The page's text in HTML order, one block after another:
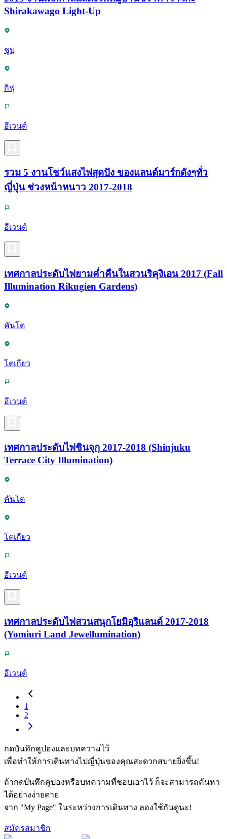
Shirakawago Light-Up
ชูบุ
กิฟุ
อีเวนต์
รวม 5 งานโชว์แสงไฟสุดปัง ของแลนด์มาร์กดังๆทั่ว
ญี่ปุ่น ช่วงหน้าหนาว 2017-2018
อีเวนต์
เทศกาลประดับไฟยามค่ำคืนในสวนริคุงิเอน 2017 (Fall
Illumination Rikugien Gardens)
คันโต
โตเกียว
อีเวนต์
เทศกาลประดับไฟชินจุกุ 2017-2018 (Shinjuku
Terrace City Illumination)
คันโต
โตเกียว
อีเวนต์
เทศกาลประดับไฟสวนสนุกโยมิอุริแลนด์ 2017-2018
(Yomiuri Land Jewellumination)
อีเวนต์
1
2
กดบันทึกคูปองและบทความไว้
เพื่อทำให้การเดินทางไปญี่ปุ่นของคุณสะดวกสบายยิ่งขึ้น!
ถ้ากดบันทึกคูปองหรือบทความที่ชอบเอาไว้ ก็จะสามารถค้นหา
ได้อย่างง่ายดาย
จาก "My Page" ในระหว่างการเดินทาง ลองใช้กันดูนะ!
สมัครสมาชิก